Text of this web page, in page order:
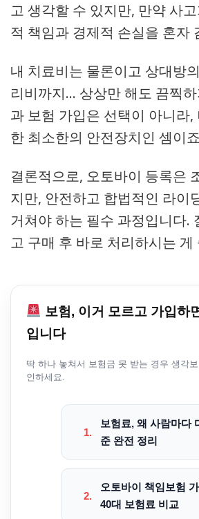
고 생각할 수 있지만, 만약 사
적 책임과 경제적 손실을 혼자
내 치료비는 물론이고 상대방
리비까지… 상상만 해도 끔찍
과 보험 가입은 선택이 아니라,
한 최소한의 안전장치인 셈이
결론적으로, 오토바이 등록은
지만, 안전하고 합법적인 라이
거쳐야 하는 필수 과정입니다.
고 구매 후 바로 처리하시는 게
보험, 이거 모르고 가입하
입니다
딱 하나 놓쳐서 보험금 못 받는 경우 생각
인하세요.
1.
보험료, 왜 사람마다
준 완전 정리
2.
오토바이 책임보험
40대 보험료 비교